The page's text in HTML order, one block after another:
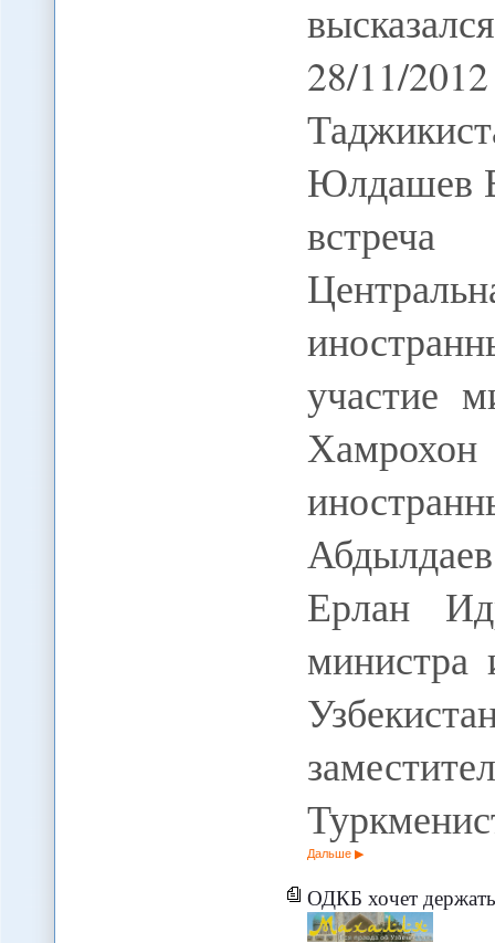
28/11/
Юлдашев
участие
Ерлан
министра
Дальше
ОДКБ хочет